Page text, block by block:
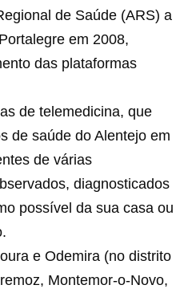
de Saúde (ARS) a
em 2008,
das plataformas
de telemedicina, que
de saúde do Alentejo em
de várias
diagnosticados
possível da sua casa ou
e Odemira (no distrito
Montemor-o-Novo,